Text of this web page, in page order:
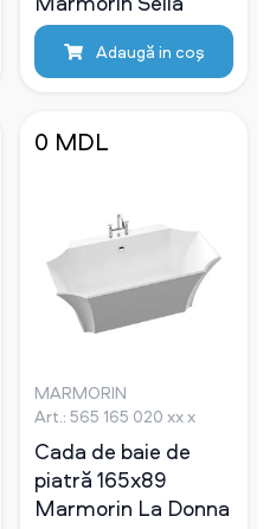
Adaugă in coş
0 MDL
MARMORIN
Art.: 565 165 020 xx x
Cada de baie de
piatră 165х89
Marmorin La Donna